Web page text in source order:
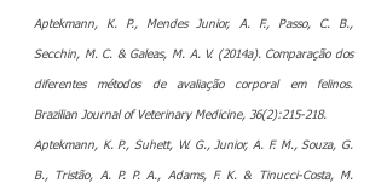
Aptekmann, K. P., Mendes Junior, A. F., Passo, C. B.,
Secchin, M. C. & Galeas, M. A. V. (2014a). Comparação dos
diferentes métodos de avaliação corporal em felinos.
Brazilian Journal of Veterinary Medicine, 36(2):215-218.
Aptekmann, K. P., Suhett, W. G., Junior, A. F. M., Souza, G.
B., Tristão, A. P. P. A., Adams, F. K. & Tinucci-Costa, M.